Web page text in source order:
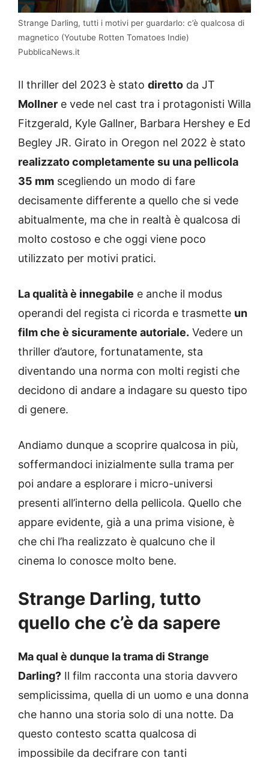
Strange Darling, tutti i motivi per guardarlo: c’è qualcosa di
magnetico (Youtube Rotten Tomatoes Indie)
PubblicaNews.it
Il thriller del 2023 è stato diretto da JT
Mollner e vede nel cast tra i protagonisti Willa
Fitzgerald, Kyle Gallner, Barbara Hershey e Ed
Begley JR. Girato in Oregon nel 2022 è stato
realizzato completamente su una pellicola
35 mm scegliendo un modo di fare
decisamente differente a quello che si vede
abitualmente, ma che in realtà è qualcosa di
molto costoso e che oggi viene poco
utilizzato per motivi pratici.
La qualità è innegabile e anche il modus
operandi del regista ci ricorda e trasmette un
film che è sicuramente autoriale. Vedere un
thriller d’autore, fortunatamente, sta
diventando una norma con molti registi che
decidono di andare a indagare su questo tipo
di genere.
Andiamo dunque a scoprire qualcosa in più,
soffermandoci inizialmente sulla trama per
poi andare a esplorare i micro-universi
presenti all’interno della pellicola. Quello che
appare evidente, già a una prima visione, è
che chi l’ha realizzato è qualcuno che il
cinema lo conosce molto bene.
Strange Darling, tutto
quello che c’è da sapere
Ma qual è dunque la trama di Strange
Darling? Il film racconta una storia davvero
semplicissima, quella di un uomo e una donna
che hanno una storia solo di una notte. Da
questo contesto scatta qualcosa di
impossibile da decifrare con tanti